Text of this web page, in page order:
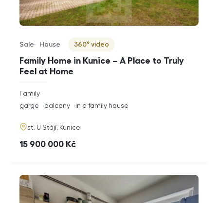
Family Home in Kunice – A Place to Truly
Feel at Home
Offer type
Sale
Property type
House
Virtuální prohlídka
360° video
rozměry
disposition
Family
funkce
garge balcony in a family house
adresa
st. U Stájí, Kunice
cena
15 900 000 Kč